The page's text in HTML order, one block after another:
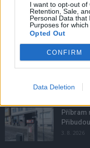
I want to opt-out of
Retention, Sale,
Personal Data that
Purposes for which
Opted Out
CONFIRM
Data Deletion
6. 8. 2026
4. 8. 2026
Příbram
3. 8. 2026